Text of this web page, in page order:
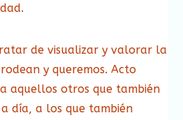
de visualizar y valorar la
y queremos. Acto
aquellos otros que también
día, a los que también